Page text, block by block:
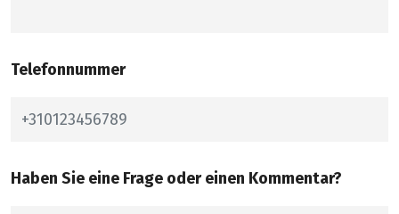
Telefonnummer
Haben Sie eine Frage oder einen Kommentar?